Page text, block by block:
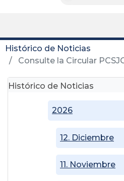
Histórico de Noticias
Consulte la Circular
Histórico de Noticias
2026
11. Noviembre
12. Diciembre